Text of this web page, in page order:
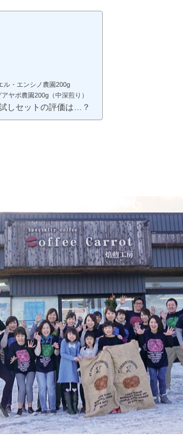
ル・エンシノ農園200g
ヤボ農園200g（中深煎り）
しセットの評価は…？